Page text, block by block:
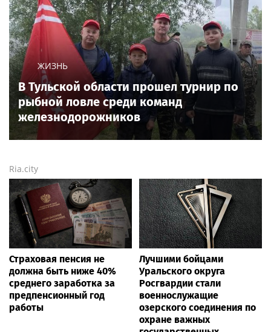
ЖИЗНЬ
В Тульской области прошел турнир по
рыбной ловле среди команд
железнодорожников
Ria.city
Страховая пенсия не
должна быть ниже 40%
среднего заработка за
предпенсионный год
работы
Лучшими бойцами
Уральского округа
Росгвардии стали
военнослужащие
озерского соединения по
охране важных